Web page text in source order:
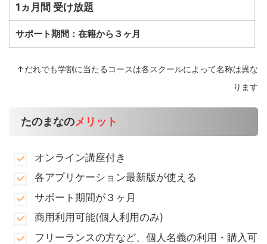
1 ヵ月間 受け放題
サポート期間：在籍から３ヶ月
↑だれでも学割に当たるコースは各スクールによって名称は異な
ります
たのまなのメリット
オンライン講座付き
各アプリケーション最新版が使える
サポート期間が３ヶ月
商用利用可能(個人利用のみ)
フリーランスの方など、個人名義の利用・購入可